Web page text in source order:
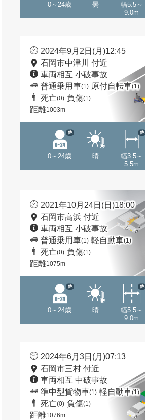
0～24歳 曇
幅5.5～
9.0m
2024年9月2日(月)12:45
石岡市中津川 付近
車両相互 小破事故
普通乗用車(1) 原付自転車(1)
死亡(0) 負傷(1)
距離1003m
0～24歳
他
晴
幅3.5～
5.5m
他
2021年10月24日(日)18:00
石岡市高浜 付近
車両相互 小破事故
普通乗用車(1) 軽自動車(1)
死亡(0) 負傷(1)
距離1075m
0～24歳
他
晴
幅5.5～
9.0m
他
2024年6月3日(月)07:13
石岡市三村 付近
車両相互 中破事故
準中型貨物車(1) 軽自動車(1)
死亡(0) 負傷(1)
距離1076m